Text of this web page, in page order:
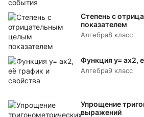
Степень с
показателем
Алгебра8 класс
Функция y= аx2,
Алгебра9 класс
Упрощение
выражений